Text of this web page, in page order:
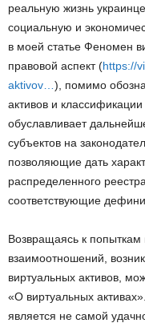
реальную жизнь
социальную и
в моей статье Феномен
правовой аспект (https://
aktivov… ), помимо
активов и
обуславливает
субъектов на
позволяющие дать
распределенного
соответствующие
Возвращаясь к попыткам
взаимоотношений,
виртуальных активов,
«О виртуальных
является не самой